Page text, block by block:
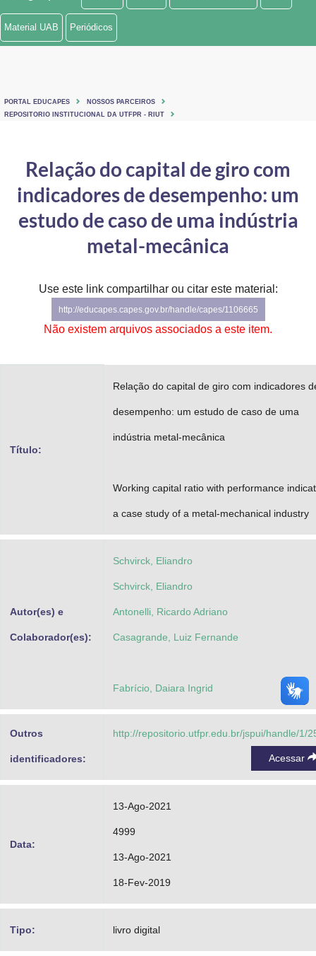
Ministério de Minas e Energia
Ministério do Turismo
Controladoria-Geral da União
Ministério da Mulher, da Família e dos Direitos Humanos
Gabinete de Segurança Institucional
Advocacia-Geral da União
Material UAB Periódicos
PORTAL EDUCAPES
NOSSOS PARCEIROS
REPOSITORIO INSTITUCIONAL DA UTFPR - RIUT
Relação do capital de giro com
indicadores de desempenho: um
estudo de caso de uma indústria
metal-mecânica
Use este link compartilhar ou citar este material:
http://educapes.capes.gov.br/handle/capes/1106665
Não existem arquivos associados a este item.
Título:
Relação do capital de giro com indicadores
desempenho: um estudo de caso de uma
indústria metal-mecânica
Working capital ratio with performance
a case study of a metal-mechanical industry
Autor(es) e
Colaborador(es):
Schvirck, Eliandro
Schvirck, Eliandro
Antonelli, Ricardo Adriano
Casagrande, Luiz Fernande
Fabrício, Daiara Ingrid
Outros
identificadores:
http://repositorio.utfpr.edu.br/jspui/handle/1/
Acessar
Data:
13-Ago-2021
4999
13-Ago-2021
18-Fev-2019
Tipo: livro digital